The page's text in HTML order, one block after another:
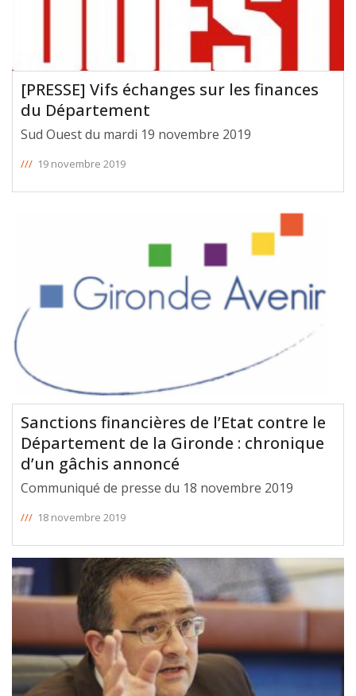
[PRESSE] Vifs échanges sur les finances
du Département
Sud Ouest du mardi 19 novembre 2019
/// 19 novembre 2019
Sanctions financières de l’Etat contre le
Département de la Gironde : chronique
d’un gâchis annoncé
Communiqué de presse du 18 novembre 2019
/// 18 novembre 2019